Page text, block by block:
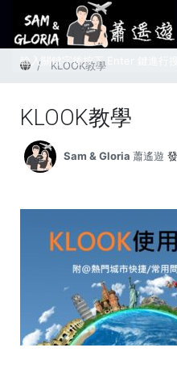
首頁 KLOOK教學
KLOOK教學
Sam & Gloria 蕭遙遊